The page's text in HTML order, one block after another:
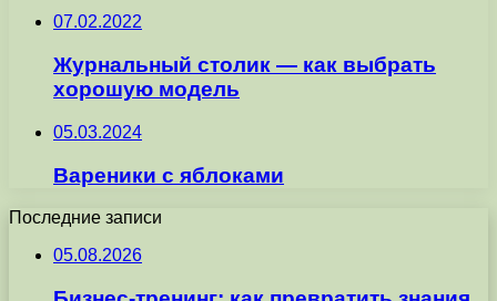
07.02.2022
Журнальный столик — как выбрать
хорошую модель
05.03.2024
Вареники с яблоками
Последние записи
05.08.2026